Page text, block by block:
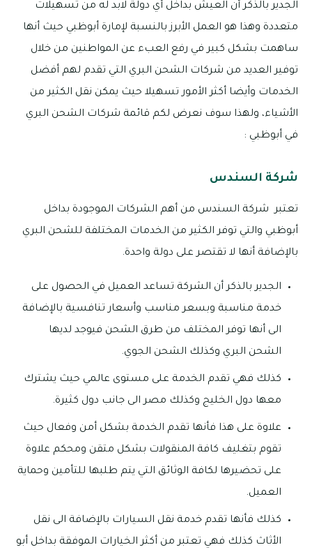
الجدير بالذكر أن العيش بداخل أي دولة لابد له من تسهيلات
متعددة وهذا هو العمل الأبرز بالنسبة لإمارة أبوظبي حيث أنها
ساهمت بشكل كبير في رفع العبء عن المواطنين من خلال
توفير العديد من شركات الشحن البري التي تقدم لهم أفضل
الخدمات وأيضا أكثر الأمور تسهيلا حيث يمكن نقل الكثير من
الأشياء، ولهذا سوف نعرض لكم قائمة شركات الشحن البري
في أبوظبي :
شركة السندس
تعتبر شركة السندس من أهم الشركات الموجودة بداخل
أبوظبي والتي توفر الكثير من الخدمات المختلفة للشحن البري
بالإضافة أنها لا تقتصر على دولة واحدة.
الجدير بالذكر أن الشركة تساعد العميل في الحصول على
خدمة مناسبة وبسعر مناسب وأسعار تنافسية بالإضافة
الى أنها توفر المختلف من طرق الشحن فيوجد لديها
الشحن البري وكذلك الشحن الجوي.
كذلك فهي تقدم الخدمة على مستوى عالمي حيث يشترك
معها دول الخليج وكذلك مصر الى جانب دول كثيرة.
علاوة على هذا فأنها تقدم الخدمة بشكل أمن وفعال حيث
تقوم بتغليف كافة المنقولات بشكل متقن ومحكم علاوة
على تحضيرها لكافة الوثائق التي يتم طلبها للتأمين وحماية
العميل.
كذلك فأنها تقدم خدمة نقل السيارات بالإضافة الى نقل
الأثاث كذلك فهي تعتبر من أكثر الخيارات الموفقة بداخل أبو